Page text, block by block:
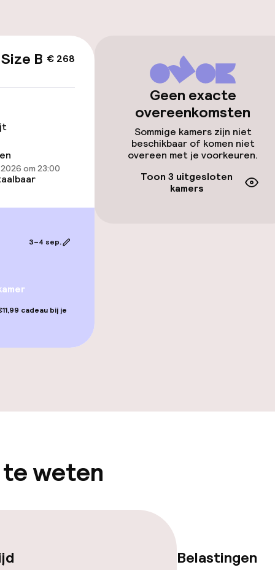
Voor
beschikbaar
kamers
€ 268
Bed
om 23:00
3–4 sep.
cadeau bij je
Geen exacte
overeenkomsten
Sommige kamers zijn niet
beschikbaar of komen niet
overeen met je voorkeuren.
Toon 3 uitgesloten
kamers
te weten
Belastingen